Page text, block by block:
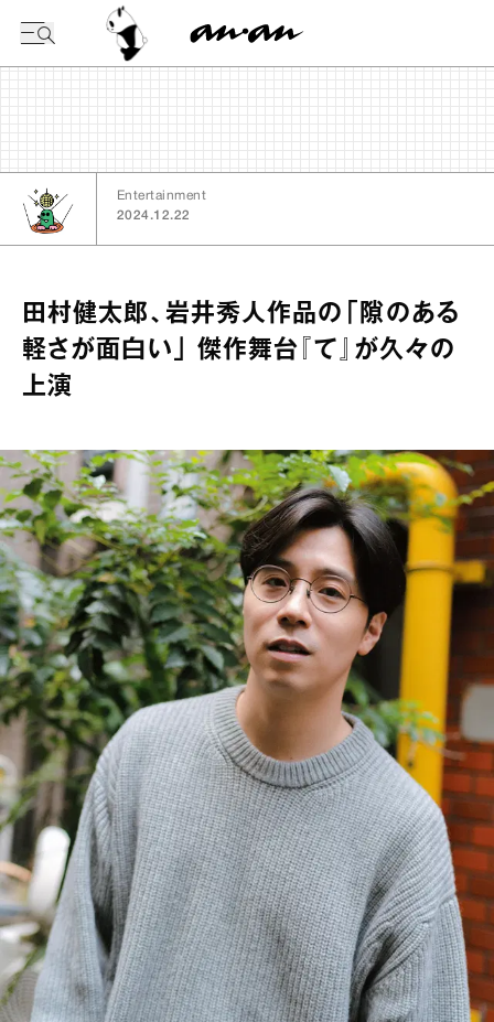
Entertainment
2024.12.22
田村健太郎、岩井秀人作品の「隙のある
軽さが面白い」 傑作舞台『て』が久々の
上演